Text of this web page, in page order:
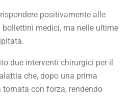
positivamente alle
bollettini medici, ma nelle ultime
due interventi chirurgici per il
che, dopo una prima
tornata con forza, rendendo